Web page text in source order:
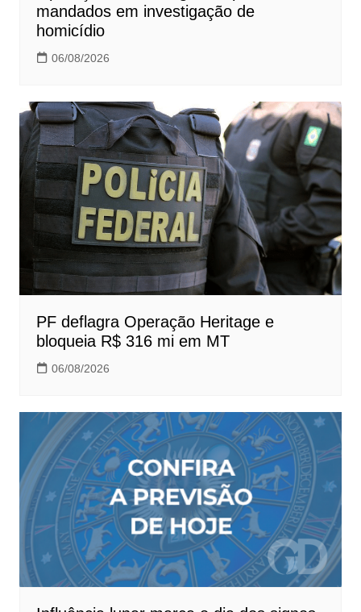
mandados em investigação de
homicídio
06/08/2026
PF deflagra Operação Heritage e
bloqueia R$ 316 mi em MT
06/08/2026